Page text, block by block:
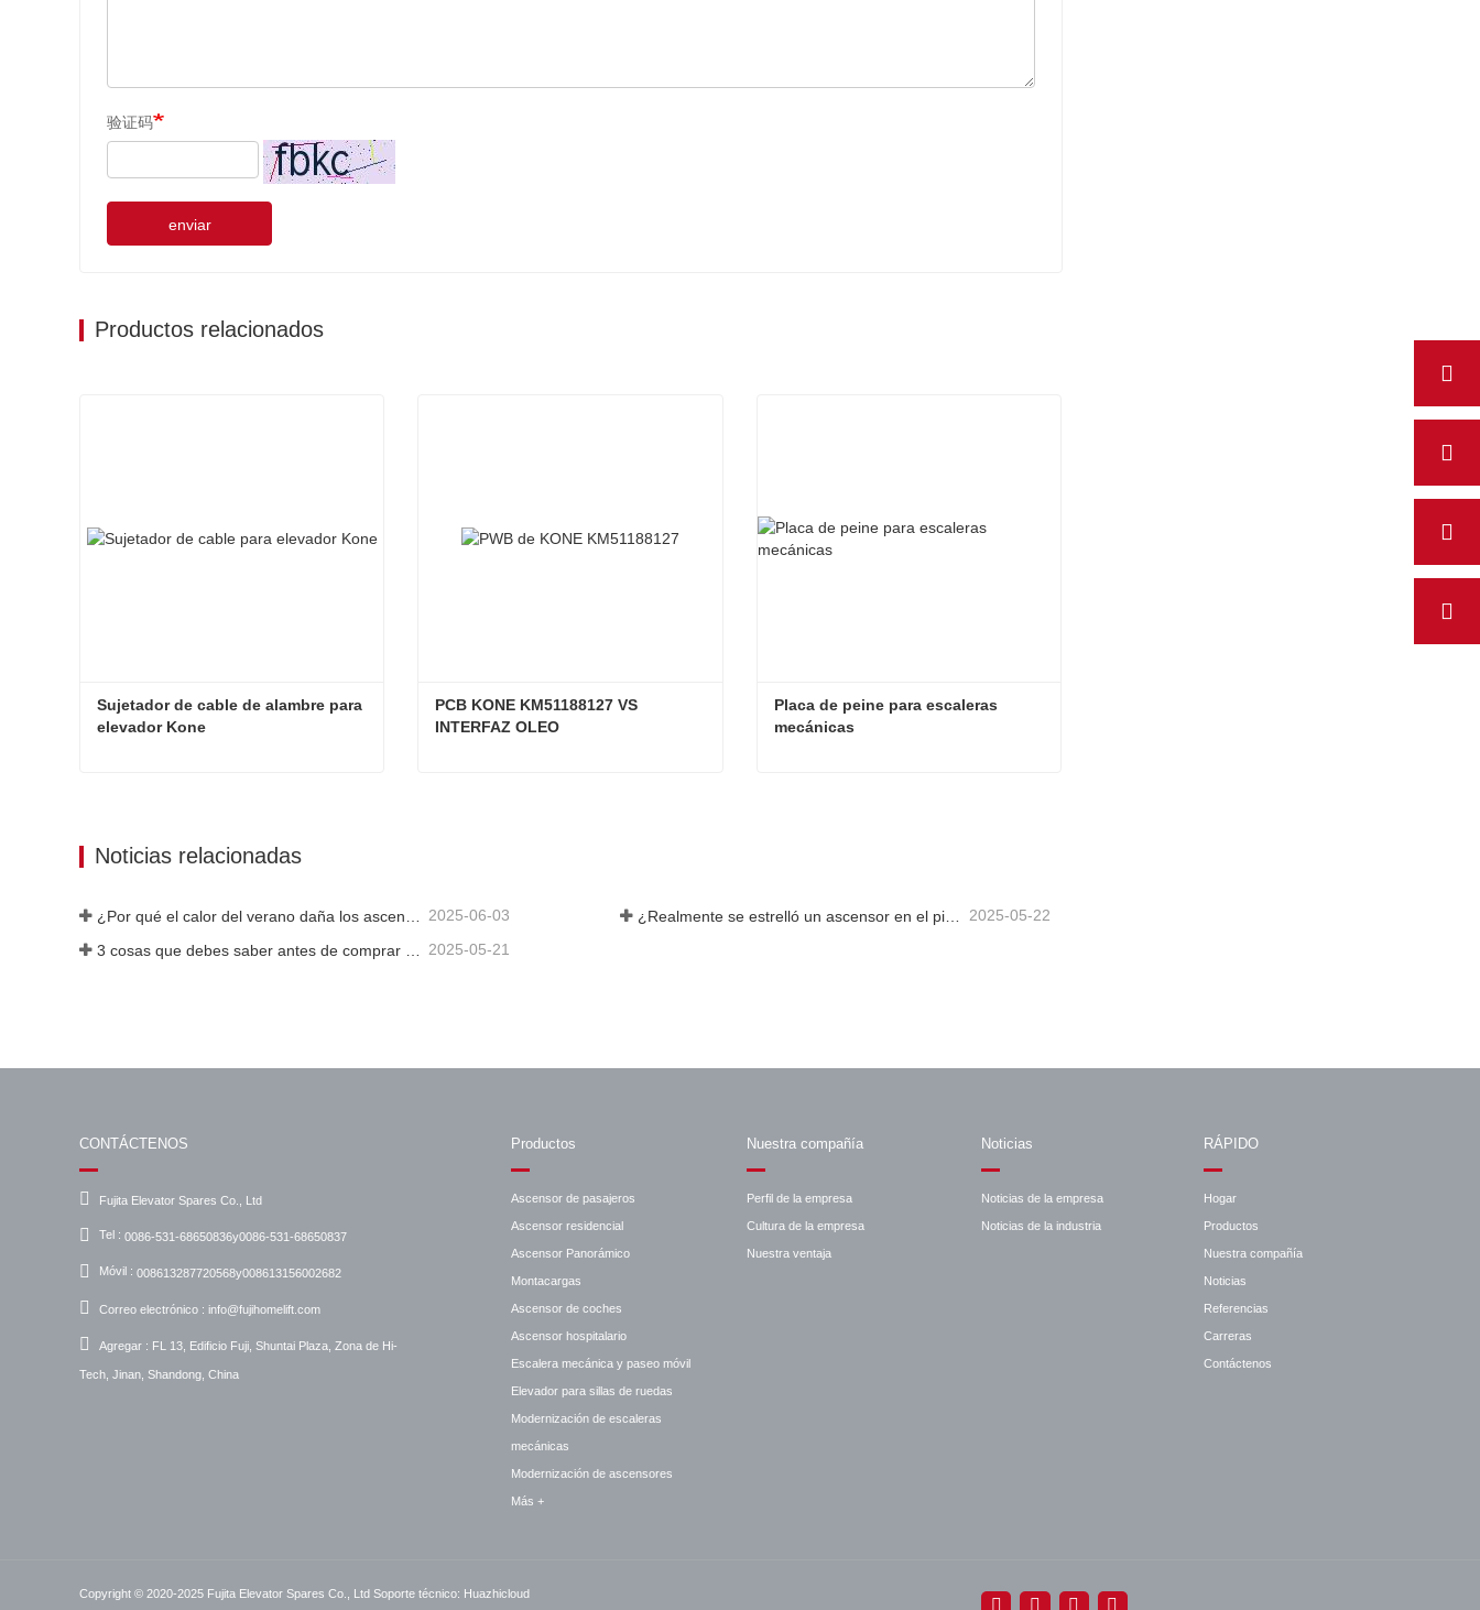
验证码
enviar
Productos relacionados
Sujetador de cable de alambre para
elevador Kone
PCB KONE KM51188127 VS
INTERFAZ OLEO
Placa de peine para escaleras
mecánicas
Noticias relacionadas
2025-06-03 ¿Realmente se estrelló un ascensor en el piso 40? 2025-05-22
3 cosas que debes saber antes de comprar un ascensor 2025-05-21
CONTÁCTENOS
Fujita Elevator Spares Co., Ltd
Tel : 0086-531-68650836y0086-531-68650837
Móvil : 008613287720568y008613156002682
Correo electrónico : info@fujihomelift.com
Agregar : FL 13, Edificio Fuji, Shuntai Plaza, Zona de Hi-
Tech, Jinan, Shandong, China
Productos
Ascensor de pasajeros
Ascensor residencial
Ascensor Panorámico
Montacargas
Ascensor de coches
Ascensor hospitalario
Escalera mecánica y paseo móvil
Elevador para sillas de ruedas
Modernización de escaleras
mecánicas
Modernización de ascensores
Más +
Nuestra compañía
Perfil de la empresa
Cultura de la empresa
Nuestra ventaja
Noticias
Noticias de la empresa
Noticias de la industria
RÁPIDO
Hogar
Productos
Nuestra compañía
Noticias
Referencias
Carreras
Contáctenos
Copyright © 2020-2025 Fujita Elevator Spares Co., Ltd Soporte técnico: Huazhicloud